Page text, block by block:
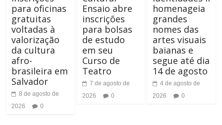
A
C
m
para oficinas
gratuitas
voltadas à
valorização
da cultura
afro-
brasileira em
Salvador
8 de agosto de
2026
0
Ensaio abre
inscrições
para bolsas
de estudo
em seu
Curso de
Teatro
7 de agosto de
2026
0
homenageia
grandes
nomes das
artes visuais
baianas e
segue até dia
14 de agosto
4 de agosto de
2026
0